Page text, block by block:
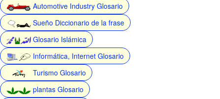
Automotive Industry Glosario
Sueño Diccionario de la frase
Glosario Islámica
Informática, Internet Glosario
Turismo Glosario
plantas Glosario